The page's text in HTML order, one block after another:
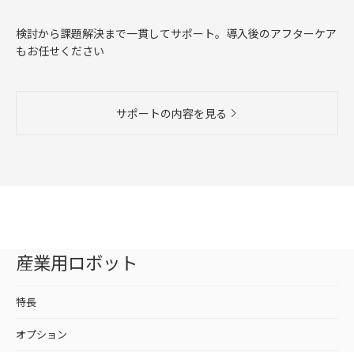
検討から課題解決まで一貫してサポート。導入後のアフターケア
もお任せください
サポートの内容を見る
産業用ロボット
特長
オプション